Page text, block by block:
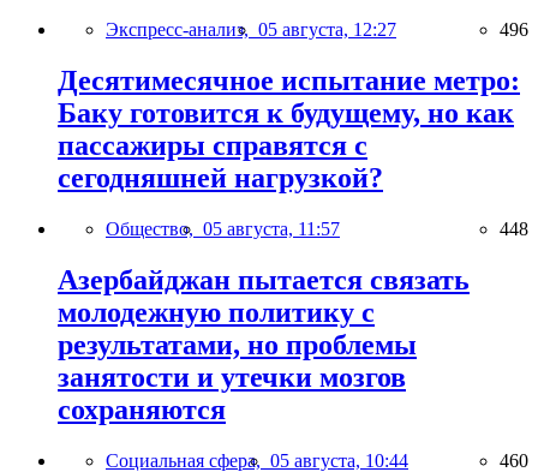
Экспресс-анализ, 05 августа, 12:27 496
Десятимесячное испытание метро:
Баку готовится к будущему, но как
пассажиры справятся с
сегодняшней нагрузкой?
Общество, 05 августа, 11:57 448
Азербайджан пытается связать
молодежную политику с
результатами, но проблемы
занятости и утечки мозгов
сохраняются
Социальная сфера, 05 августа, 10:44 460